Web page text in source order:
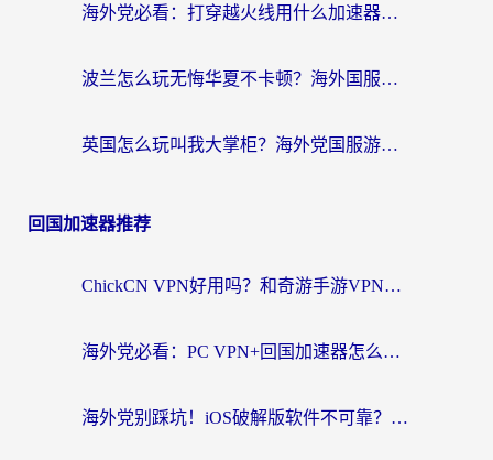
海外党必看：打穿越火线用什么加速器？解决延迟卡顿，还能玩奇妙拼图世界和第五人格
波兰怎么玩无悔华夏不卡顿？海外国服游戏加速器终极指南（附征途2萤火突击解决方案）
英国怎么玩叫我大掌柜？海外党国服游戏加速避坑指南（附实测推荐）
回国加速器推荐
ChickCN VPN好用吗？和奇游手游VPN对比哪个回国效果更好？海外党亲测实用指南
海外党必看：PC VPN+回国加速器怎么选？无缝访问国内资源全攻略
海外党别踩坑！iOS破解版软件不可靠？教你选对回国加速器无缝看国内资源